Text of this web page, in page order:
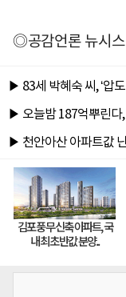
◎공감언론 뉴시스